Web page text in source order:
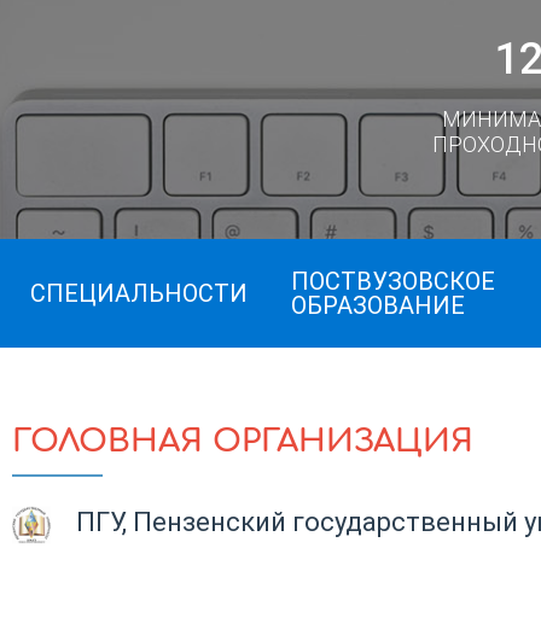
СПЕЦИАЛЬНОСТИ
ПОСТВУЗОВСКОЕ
ОБРАЗОВАНИЕ
ГОЛОВНАЯ ОРГАНИЗАЦИЯ
ПГУ, Пензенский государственный